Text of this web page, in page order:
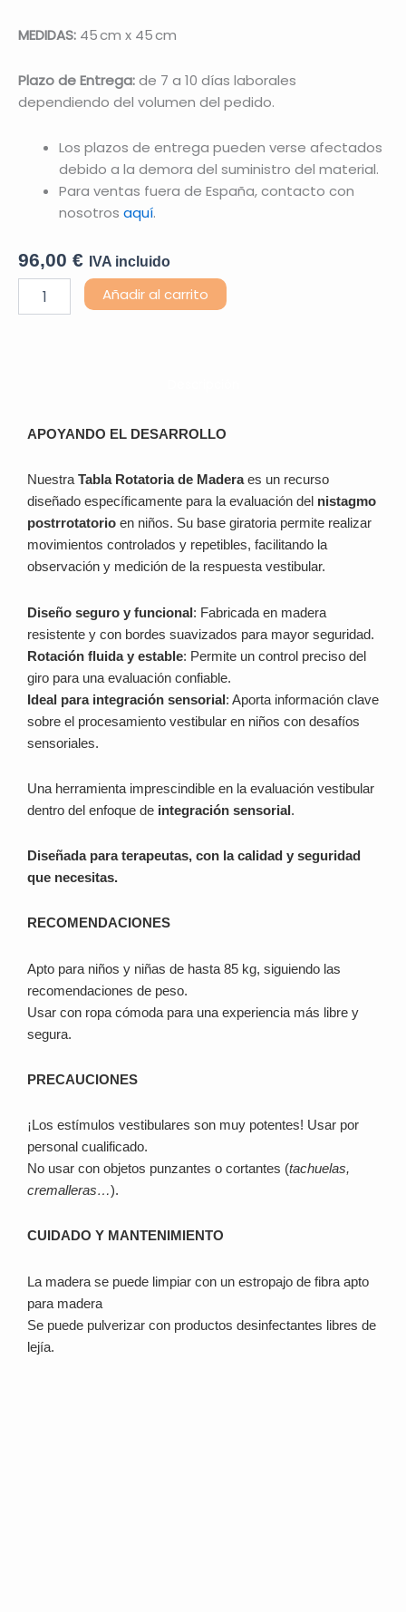
MEDIDAS: 45 cm x 45 cm
Plazo de Entrega:de 7 a 10 días laborales
dependiendo del volumen del pedido.
Los plazos de entrega pueden verse afectados
debido a la demora del suministro del material.
Para ventas fuera de España, contacto con
nosotros aquí.
96,00 € IVA incluido
Tabla
Nistagmus
Añadir al carrito
APOYANDO EL DESARROLLO
Nuestra Tabla Rotatoria de Maderaes un recurso
diseñado específicamente para la evaluación del nistagmo
postrrotatorio en niños. Su base giratoria permite realizar
movimientos controlados y repetibles, facilitando la
observación y medición de la respuesta vestibular.
Diseño seguro y funcional: Fabricada en madera
resistente y con bordes suavizados para mayor seguridad.
Rotación fluida y estable: Permite un control preciso del
giro para una evaluación confiable.
Ideal para integración sensorial: Aporta información clave
sobre el procesamiento vestibular en niños con desafíos
sensoriales.
Una herramienta imprescindible en la evaluación vestibular
dentro del enfoque de integración sensorial.
Diseñada para terapeutas, con la calidad y seguridad
que necesitas.
RECOMENDACIONES
Apto para niños y niñas de hasta 85 kg, siguiendo las
recomendaciones de peso.
Usar con ropa cómoda para una experiencia más libre y
segura.
PRECAUCIONES
¡Los estímulos vestibulares son muy potentes! Usar por
personal cualificado.
No usar con objetos punzantes o cortantes (tachuelas,
cremalleras…).
CUIDADO Y MANTENIMIENTO
La madera se puede limpiar con un estropajo de fibra apto
para madera
Se puede pulverizar con productos desinfectantes libres de
lejía.